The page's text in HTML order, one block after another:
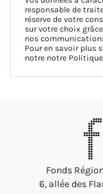
responsable de
réserve de votre
sur votre choix
nos
Pour en savoir plus
notre notre
Fonds
6, allée des